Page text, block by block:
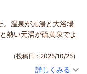
込)
りがとうございま
ご利用いただけると
フの励みとなりま
。温泉が元湯と大浴場
熱い元湯が硫黄泉でよ
（投稿日：2025/10/25）
詳しくみる